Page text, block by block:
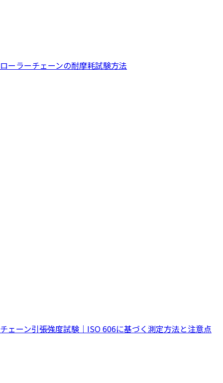
ローラーチェーンの耐摩耗試験方法
チェーン引張強度試験｜ISO 606に基づく測定方法と注意点